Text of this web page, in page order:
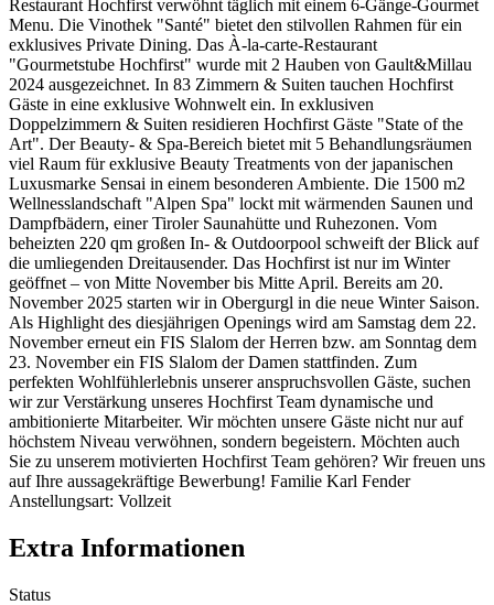
Restaurant Hochfirst verwöhnt täglich mit einem 6-Gänge-Gourmet
Menu. Die Vinothek "Santé" bietet den stilvollen Rahmen für ein
exklusives Private Dining. Das À-la-carte-Restaurant
"Gourmetstube Hochfirst" wurde mit 2 Hauben von Gault&Millau
2024 ausgezeichnet. In 83 Zimmern & Suiten tauchen Hochfirst
Gäste in eine exklusive Wohnwelt ein. In exklusiven
Doppelzimmern & Suiten residieren Hochfirst Gäste "State of the
Art". Der Beauty- & Spa-Bereich bietet mit 5 Behandlungsräumen
viel Raum für exklusive Beauty Treatments von der japanischen
Luxusmarke Sensai in einem besonderen Ambiente. Die 1500 m2
Wellnesslandschaft "Alpen Spa" lockt mit wärmenden Saunen und
Dampfbädern, einer Tiroler Saunahütte und Ruhezonen. Vom
beheizten 220 qm großen In- & Outdoorpool schweift der Blick auf
die umliegenden Dreitausender. Das Hochfirst ist nur im Winter
geöffnet – von Mitte November bis Mitte April. Bereits am 20.
November 2025 starten wir in Obergurgl in die neue Winter Saison.
Als Highlight des diesjährigen Openings wird am Samstag dem 22.
November erneut ein FIS Slalom der Herren bzw. am Sonntag dem
23. November ein FIS Slalom der Damen stattfinden. Zum
perfekten Wohlfühlerlebnis unserer anspruchsvollen Gäste, suchen
wir zur Verstärkung unseres Hochfirst Team dynamische und
ambitionierte Mitarbeiter. Wir möchten unsere Gäste nicht nur auf
höchstem Niveau verwöhnen, sondern begeistern. Möchten auch
Sie zu unserem motivierten Hochfirst Team gehören? Wir freuen uns
auf Ihre aussagekräftige Bewerbung! Familie Karl Fender
Anstellungsart: Vollzeit
Extra Informationen
Status